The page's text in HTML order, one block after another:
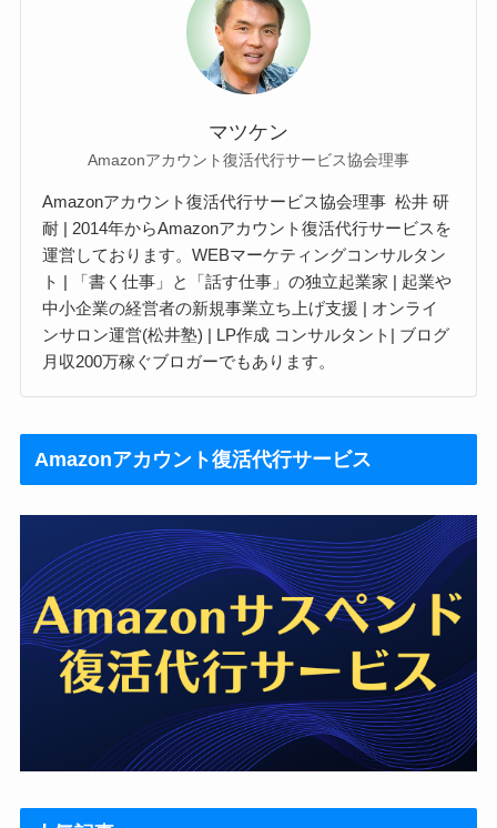
マツケン
Amazonアカウント復活代行サービス協会理事
Amazonアカウント復活代行サービス協会理事 松井 研
耐 | 2014年からAmazonアカウント復活代行サービスを
運営しております。WEBマーケティングコンサルタン
ト | 「書く仕事」と「話す仕事」の独立起業家 | 起業や
中小企業の経営者の新規事業立ち上げ支援 | オンライ
ンサロン運営(松井塾) | LP作成 コンサルタント| ブログ
月収200万稼ぐブロガーでもあります。
Amazonアカウント復活代行サービス